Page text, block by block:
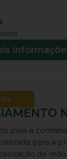
para a
para a
de